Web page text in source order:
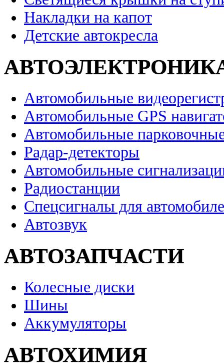
Накладки на капот
Детские автокресла
Автомобильные
Автомобильные GPS
Автомобильные
Радар-детекторы
Автомобильные
Радиостанции
Спецсигналы для
Автозвук
АВТОЗАПЧАСТИ
Колесные диски
Шины
Аккумуляторы
АВТОХИМИЯ